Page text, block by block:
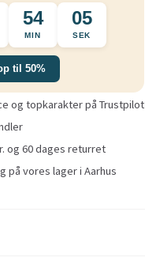
54
MIN
05
SEK
til 50%
og topkarakter på Trustpilot
og 60 dages returret
på vores lager i Aarhus